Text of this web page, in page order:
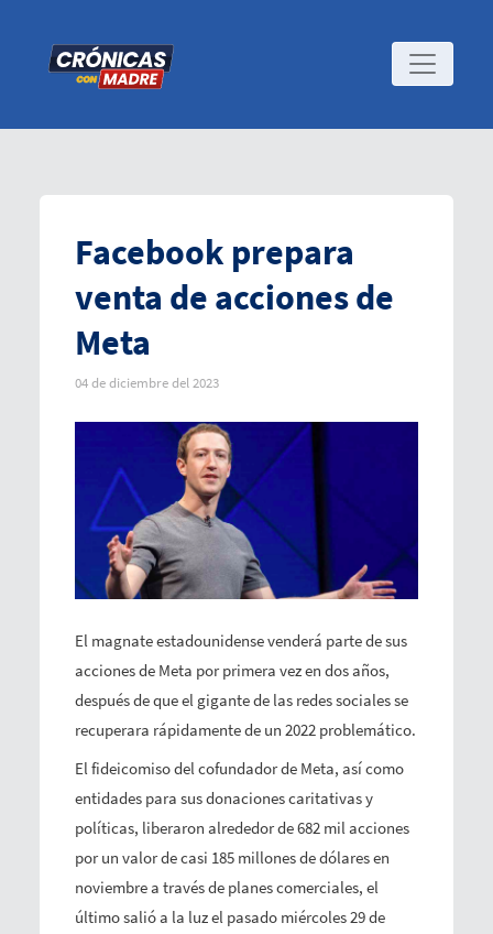
Facebook prepara
venta de acciones de
Meta
04 de diciembre del 2023
El magnate estadounidense venderá parte de sus
acciones de Meta por primera vez en dos años,
después de que el gigante de las redes sociales se
recuperara rápidamente de un 2022 problemático.
El fideicomiso del cofundador de Meta, así como
entidades para sus donaciones caritativas y
políticas, liberaron alrededor de 682 mil acciones
por un valor de casi 185 millones de dólares en
noviembre a través de planes comerciales, el
último salió a la luz el pasado miércoles 29 de